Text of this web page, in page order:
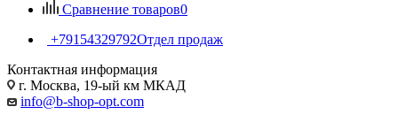
Сравнение товаров0
+79154329792Отдел продаж
Контактная информация
г. Москва, 19-ый км МКАД
info@b-shop-opt.com